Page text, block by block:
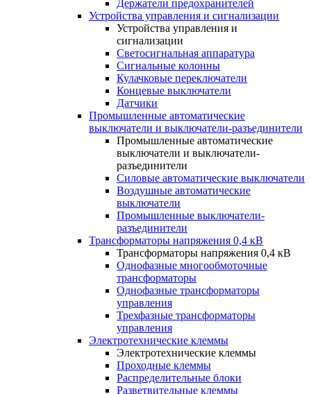
Держатели предохранителей
Устройства управления и сигнализации
Устройства управления и
сигнализации
Светосигнальная аппаратура
Сигнальные колонны
Кулачковые переключатели
Концевые выключатели
Датчики
Промышленные автоматические
выключатели и выключатели-разъединители
Промышленные автоматические
выключатели и выключатели-
разъединители
Силовые автоматические выключатели
Воздушные автоматические
выключатели
Промышленные выключатели-
разъединители
Трансформаторы напряжения 0,4 кВ
Трансформаторы напряжения 0,4 кВ
Однофазные многообмоточные
трансформаторы
Однофазные трансформаторы
управления
Трехфазные трансформаторы
управления
Электротехнические клеммы
Электротехнические клеммы
Проходные клеммы
Распределительные блоки
Разветвительные клеммы